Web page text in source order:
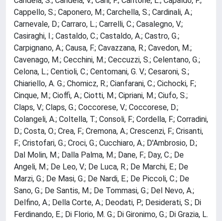
Cappello, S.; Caponero, M.; Carchella, S.; Cardinali, A.;
Carnevale, D.; Carraro, L.; Carrelli, C.; Casalegno, V.;
Casiraghi, I.; Castaldo, C.; Castaldo, A.; Castro, G.;
Carpignano, A.; Causa, F.; Cavazzana, R.; Cavedon, M.;
Cavenago, M.; Cecchini, M.; Ceccuzzi, S.; Celentano, G.;
Celona, L.; Centioli, C.; Centomani, G. V.; Cesaroni, S.;
Chiariello, A. G.; Chomicz, R.; Cianfarani, C.; Cichocki, F.;
Cinque, M.; Cioffi, A.; Ciotti, M.; Cipriani, M.; Ciufo, S.;
Claps, V.; Claps, G.; Coccorese, V.; Coccorese, D.;
Colangeli, A.; Coltella, T.; Consoli, F.; Cordella, F.; Corradini,
D.; Costa, O.; Crea, F.; Cremona, A.; Crescenzi, F.; Crisanti,
F.; Cristofari, G.; Croci, G.; Cucchiaro, A.; D'Ambrosio, D.;
Dal Molin, M.; Dalla Palma, M.; Dane, F.; Day, C.; De
Angeli, M.; De Leo, V.; De Luca, R.; De Marchi, E.; De
Marzi, G.; De Masi, G.; De Nardi, E.; De Piccoli, C.; De
Sano, G.; De Santis, M.; De Tommasi, G.; Del Nevo, A.;
Delfino, A.; Della Corte, A.; Deodati, P.; Desiderati, S.; Di
Ferdinando, E.; Di Florio, M. G.; Di Gironimo, G.; Di Grazia, L.